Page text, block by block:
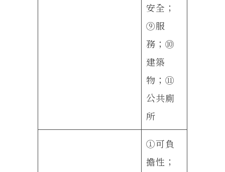
安全；
⑨服
務；⑩
建築
物；⑪
公共廁
所
①可負
擔性；